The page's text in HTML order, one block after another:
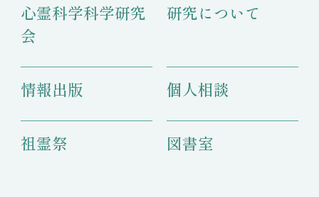
心霊科学科学研究
会
研究について
情報出版 個人相談
祖霊祭 図書室